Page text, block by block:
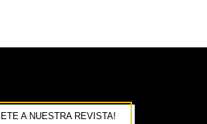
A NUESTRA REVISTA!